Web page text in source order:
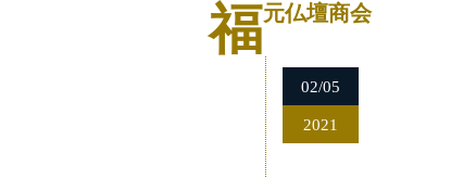
福元仏壇商会
02/05
2021